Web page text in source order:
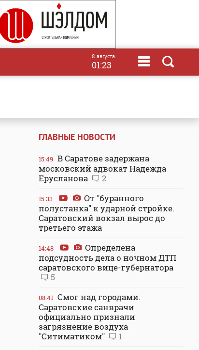
8 августа
01:23
ГЛАВНЫЕ НОВОСТИ
15:49 В Саратове задержана
московский адвокат Надежда
Ерусланова
2
15:33
От "буранного
полустанка" к ударной стройке.
Саратовский вокзал вырос до
третьего этажа
14:48
Определена
подсудность дела о ночном ДТП
саратовского вице-губернатора
5
08:41 Смог над городами.
Саратовские санврачи
официально признали
загрязнение воздуха
"Ситиматиком"
1